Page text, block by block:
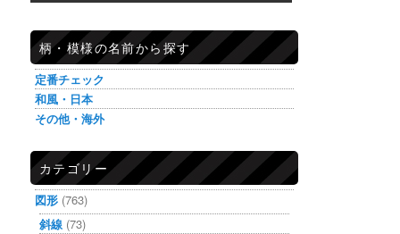
柄・模様の名前から探す
定番チェック
和風・日本
その他・海外
カテゴリー
図形 (763)
斜線 (73)